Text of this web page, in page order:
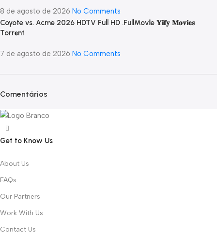
8 de agosto de 2026 No Comments
Coyote vs. Acme 2026 HDTV Full HD .FullMov𝗂e 𝐘𝐢𝐟𝐲 𝐌𝐨𝐯𝐢𝐞𝐬
Torr𝐞nt
7 de agosto de 2026 No Comments
Comentários
Get to Know Us
About Us
FAQs
Our Partners
Work With Us
Contact Us